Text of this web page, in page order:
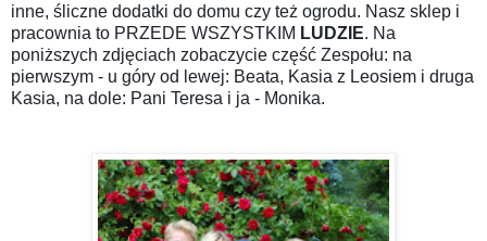
inne, śliczne dodatki do domu czy też ogrodu. Nasz sklep i
pracownia to PRZEDE WSZYSTKIM LUDZIE. Na
poniższych zdjęciach zobaczycie część Zespołu: na
pierwszym - u góry od lewej: Beata, Kasia z Leosiem i druga
Kasia, na dole: Pani Teresa i ja - Monika.